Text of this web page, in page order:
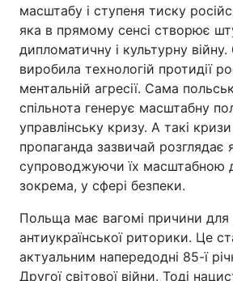
масштабу і ступеня тиску
яка в прямому сенсі створює
дипломатичну і культурну
виробила технологій протидії
ментальній агресії. Сама
спільнота генерує масштабну
управлінську кризу. А такі
пропаганда зазвичай розглядає
супроводжуючи їх масштабною
зокрема, у сфері безпеки.
Польща має вагомі причини для
антиукраїнської риторики. Це
актуальним напередодні 85-ї
Другої світової війни. Тоді